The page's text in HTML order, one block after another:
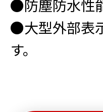
●防塵防水性
●大型外部表
す。